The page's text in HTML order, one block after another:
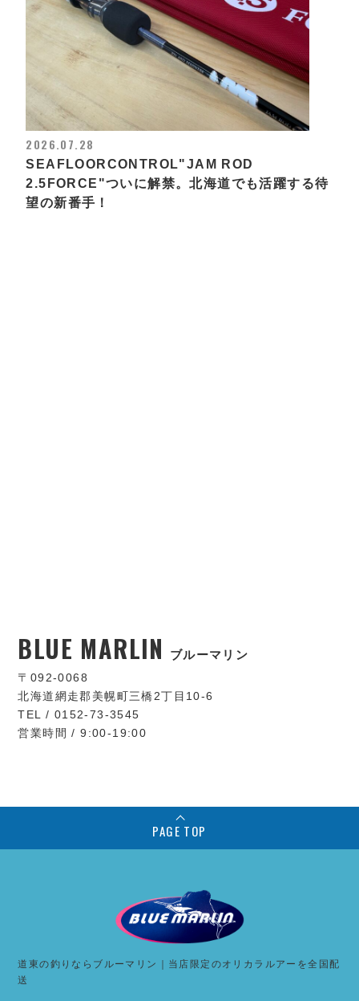
2026.07.28
SEAFLOORCONTROL"JAM ROD
2.5FORCE"ついに解禁。北海道でも活躍する待
望の新番手！
BLUE MARLIN ブルーマリン
〒092-0068
北海道網走郡美幌町三橋2丁目10-6
TEL / 0152-73-3545
営業時間 / 9:00-19:00
PAGE TOP
道東の釣りならブルーマリン｜当店限定のオリカラルアーを全国配
送